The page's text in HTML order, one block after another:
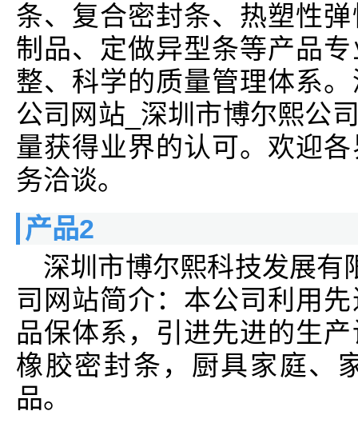
条、复合密封条、热塑性
制品、定做异型条等产品
整、科学的质量管理体系
公司网站_深圳市博尔熙公
量获得业界的认可。欢迎
务洽谈。
产品2
深圳市博尔熙科技发展有
司网站简介：本公司利用
品保体系，引进先进的生
橡胶密封条，厨具家庭、
品。